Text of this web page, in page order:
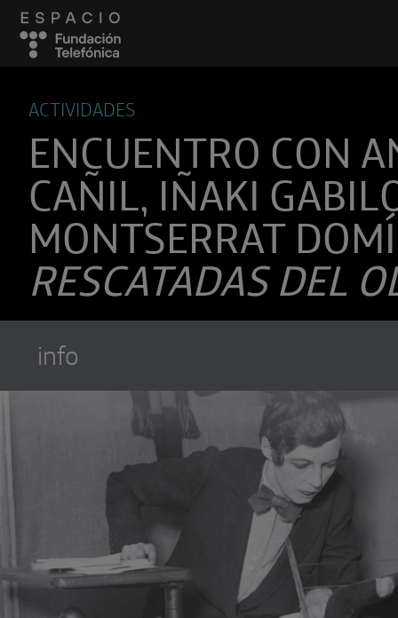
ACTIVIDADES
ENCUENTRO CON
CAÑIL, IÑAKI
MONTSERRAT
RESCATADAS DEL
info